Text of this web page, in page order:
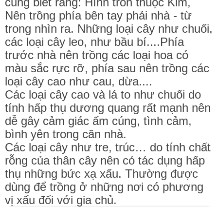
Nên trồng phía bên tay phải nhà - từ
trong nhìn ra. Những loại cây như chuối,
các loại cây leo, như bầu bí....Phía
trước nhà nên trồng các loại hoa có
màu sắc rực rỡ, phía sau nên trồng các
loại cây cao như cau, dừa....
Các loại cây cao và lá to như chuối do
tính hấp thụ dương quang rất mạnh nên
dễ gây cảm giác ấm cúng, tình cảm,
bình yên trong căn nhà.
Các loại cây như tre, trúc… do tính chất
rỗng của thân cây nên có tác dụng hấp
thụ những bức xạ xấu. Thường được
dùng để trồng ở những nơi có phương
vị xấu đối với gia chủ.